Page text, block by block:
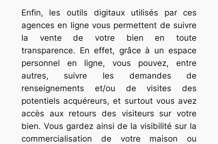
Enfin, les outils digitaux utilisés par ces
agences en ligne vous permettent de suivre
la vente de votre bien en toute
transparence. En effet, grâce à un espace
personnel en ligne, vous pouvez, entre
autres, suivre les demandes de
renseignements et/ou de visites des
potentiels acquéreurs, et surtout vous avez
accès aux retours des visiteurs sur votre
bien. Vous gardez ainsi de la visibilité sur la
commercialisation de votre maison ou